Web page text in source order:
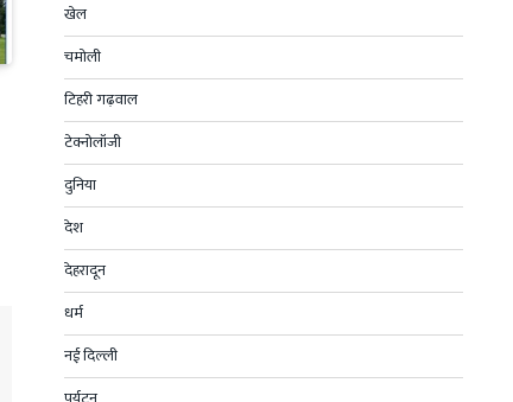
खेल
चमोली
टिहरी गढ़वाल
टेक्नोलॉजी
दुनिया
देश
देहरादून
धर्म
नई दिल्ली